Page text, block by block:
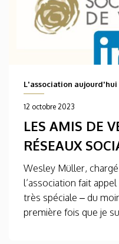
L'association aujourd'hui
12 octobre 2023
LES AMIS DE
RÉSEAUX
Wesley Müller,
l’association fait
très spéciale – du
première fois que je